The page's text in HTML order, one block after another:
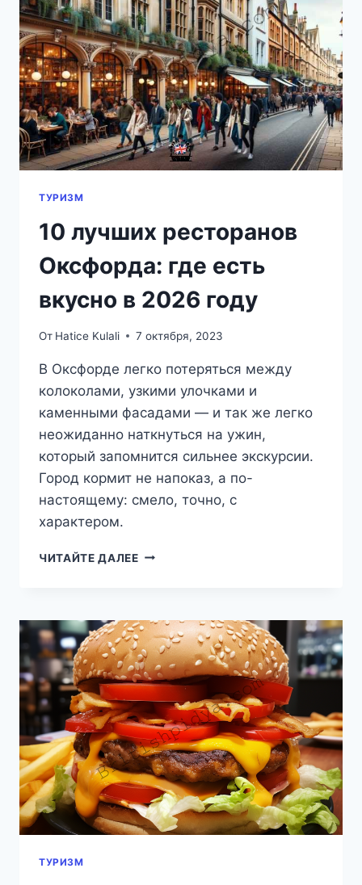
2026
ГОДУ
И
НЕ
ПОТЕРЯТЬ
ДЕНЬ
ТУРИЗМ
10 лучших ресторанов
Оксфорда: где есть
вкусно в 2026 году
От Hatice Kulali 7 октября, 2023
В Оксфорде легко потеряться между
колоколами, узкими улочками и
каменными фасадами — и так же легко
неожиданно наткнуться на ужин,
который запомнится сильнее экскурсии.
Город кормит не напоказ, а по-
настоящему: смело, точно, с
характером.
ЧИТАЙТЕ ДАЛЕЕ10
ГДЕ
ЕСТЬ
ВКУСНО
В
2026
ГОДУ
ТУРИЗМ